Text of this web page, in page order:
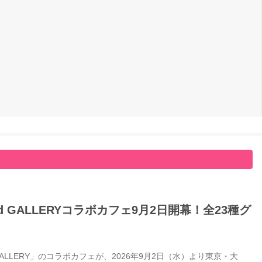
コラボカフェ9月2日開幕！全23種グ
」のコラボカフェが、2026年9月2日（水）より東京・大